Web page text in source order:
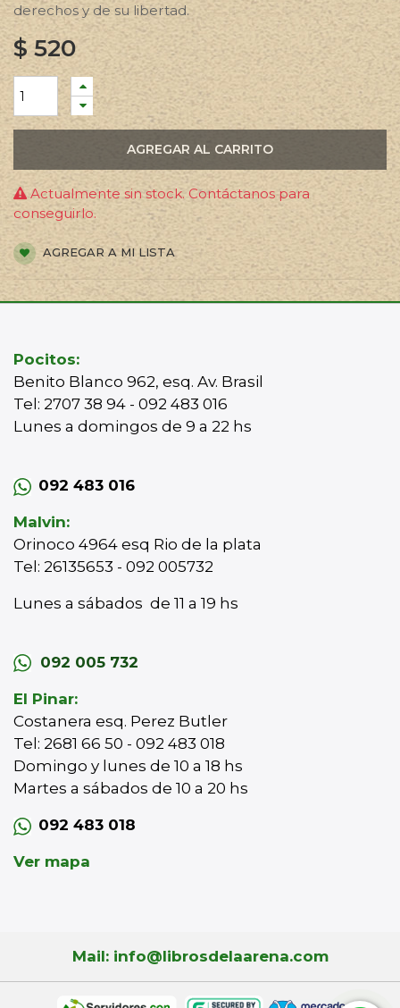
derechos y de su libertad.
$520
AGREGAR AL CARRITO
Actualmente sin stock. Contáctanos para
conseguirlo.
AGREGAR A MI LISTA
Pocitos:
Benito Blanco 962, esq. Av. Brasil
Tel: 2707 38 94 - 092 483 016
Lunes a domingos de 9 a 22 hs
092 483 016
Malvin:
Orinoco 4964 esq Rio de la plata
Tel: 26135653 - 092 005732
Lunes a sábados de 11 a 19 hs
092 005 732
El Pinar:
Costanera esq. Perez Butler
Tel: 2681 66 50 - 092 483 018
Domingo y lunes de 10 a 18 hs
Martes a sábados de 10 a 20 hs
092 483 018
Ver mapa
Mail: info@librosdelaarena.com